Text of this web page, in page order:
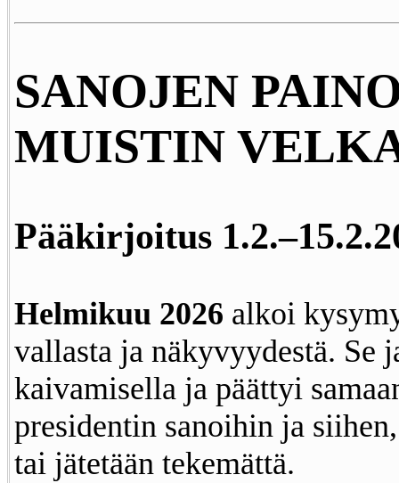
SANOJEN
MUISTIN
Pääkirjoitus
Helmikuu 2026 alkoi
vallasta ja näkyvyydestä. Se
kaivamisella ja päättyi
presidentin sanoihin ja
tai jätetään tekemättä.